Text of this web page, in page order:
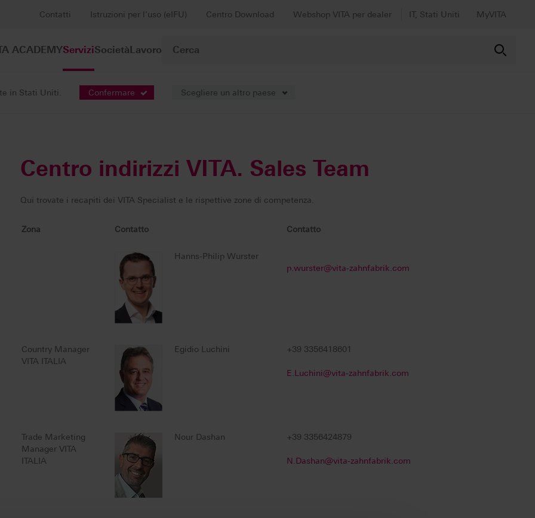
Contatti Istruzioni per l’uso (eIFU) Centro Download Webshop VITA per dealer IT, Stati Uniti MyVITA
ACADEMYServiziSocietàLavoro
in Stati Uniti. Confermare
Scegliere un altro paese
Centro indirizzi VITA. Sales Team
Qui trovate i recapiti dei VITA Specialist e le rispettive zone di competenza.
Zona Contatto Contatto
Hanns-Philip Wurster
p.wurster@vita-zahnfabrik.com
Country Manager
VITA ITALIA
Egidio Luchini +39 3356418601
E.Luchini@vita-zahnfabrik.com
Trade Marketing
Manager VITA
ITALIA
Nour Dashan +39 3356424879
N.Dashan@vita-zahnfabrik.com